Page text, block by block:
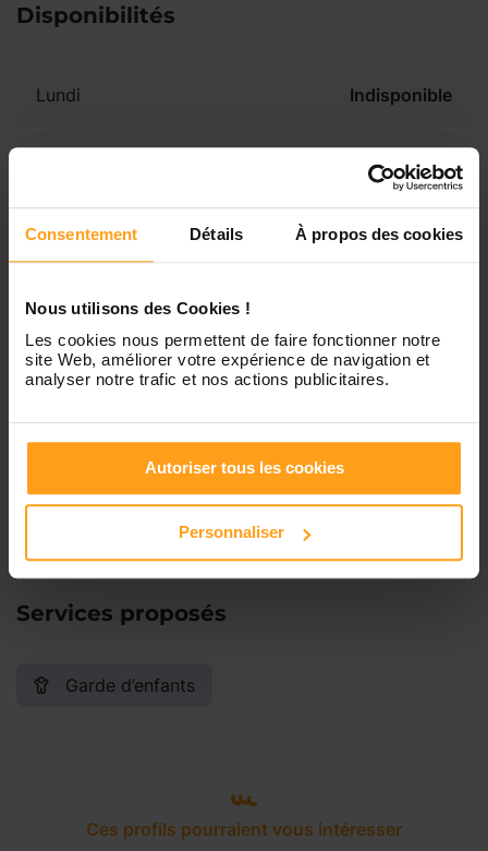
Consentement Détails À propos des cookies
Nous utilisons des Cookies !
Les cookies nous permettent de faire fonctionner notre
site Web, améliorer votre expérience de navigation et
analyser notre trafic et nos actions publicitaires.
Autoriser tous les cookies
Personnaliser
Disponibilités
Lundi Indisponible
Disponible de 00:00 à 00:00
Mercredi Disponible de 00:00 à 00:30
Jeudi Disponible de 00:00 à 00:00
Vendredi Disponible de 00:00 à 00:00
Samedi Disponible de 00:00 à 00:00
Dimanche Disponible de 00:00 à 00:00
Vous souhaitez connaître les
Contactez-nous
Services proposés
Garde d’enfants
Ces profils pourraient vous intéresser